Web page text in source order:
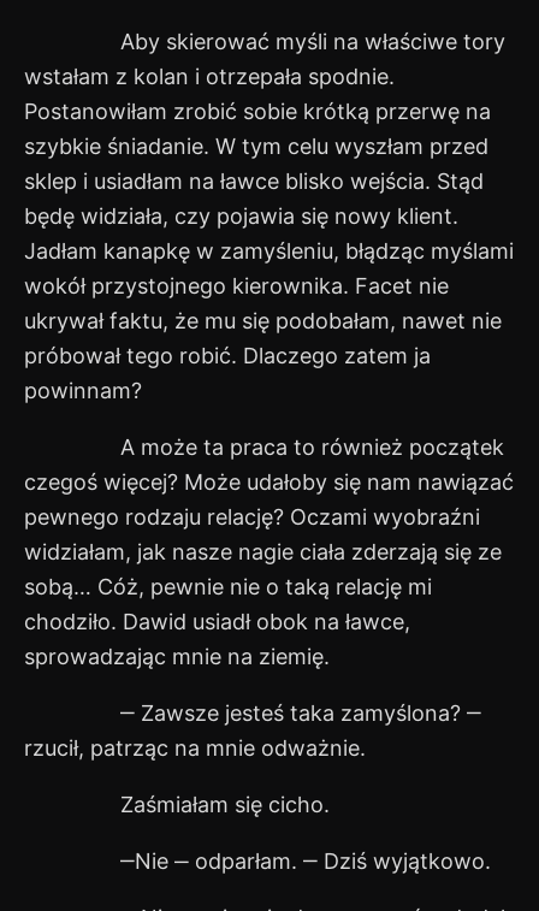
Aby skierować myśli na właściwe tory
wstałam z kolan i otrzepała spodnie.
Postanowiłam zrobić sobie krótką przerwę na
szybkie śniadanie. W tym celu wyszłam przed
sklep i usiadłam na ławce blisko wejścia. Stąd
będę widziała, czy pojawia się nowy klient.
Jadłam kanapkę w zamyśleniu, błądząc myślami
wokół przystojnego kierownika. Facet nie
ukrywał faktu, że mu się podobałam, nawet nie
próbował tego robić. Dlaczego zatem ja
powinnam?
A może ta praca to również początek
czegoś więcej? Może udałoby się nam nawiązać
pewnego rodzaju relację? Oczami wyobraźni
widziałam, jak nasze nagie ciała zderzają się ze
sobą… Cóż, pewnie nie o taką relację mi
chodziło. Dawid usiadł obok na ławce,
sprowadzając mnie na ziemię.
‒ Zawsze jesteś taka zamyślona? ‒
rzucił, patrząc na mnie odważnie.
Zaśmiałam się cicho.
‒Nie ‒ odparłam. ‒ Dziś wyjątkowo.